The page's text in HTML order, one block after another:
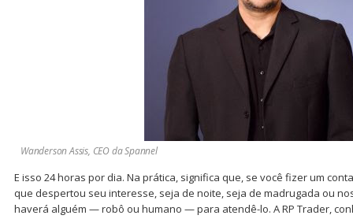
Wanderson Assis, CEO da Spannel
E isso 24 horas por dia. Na prática, significa que, se você fizer um
que despertou seu interesse, seja de noite, seja de madrugada ou
haverá alguém — robô ou humano — para atendê-lo. A RP Trader,